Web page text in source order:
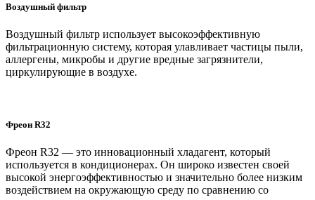
Воздушный фильтр
Воздушный фильтр использует высокоэффективную
фильтрационную систему, которая улавливает частицы пыли,
аллергены, микробы и другие вредные загрязнители,
циркулирующие в воздухе.
Фреон R32
Фреон R32 — это инновационный хладагент, который
используется в кондиционерах. Он широко известен своей
высокой энергоэффективностью и значительно более низким
воздействием на окружающую среду по сравнению со